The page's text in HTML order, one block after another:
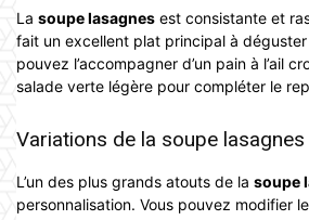
La soupe lasagnes est consistante et
fait un excellent plat principal à
pouvez l’accompagner d’un pain à l’ail
salade verte légère pour compléter le
Variations de la soupe lasagnes
L’un des plus grands atouts de la soupe
personnalisation. Vous pouvez modifier